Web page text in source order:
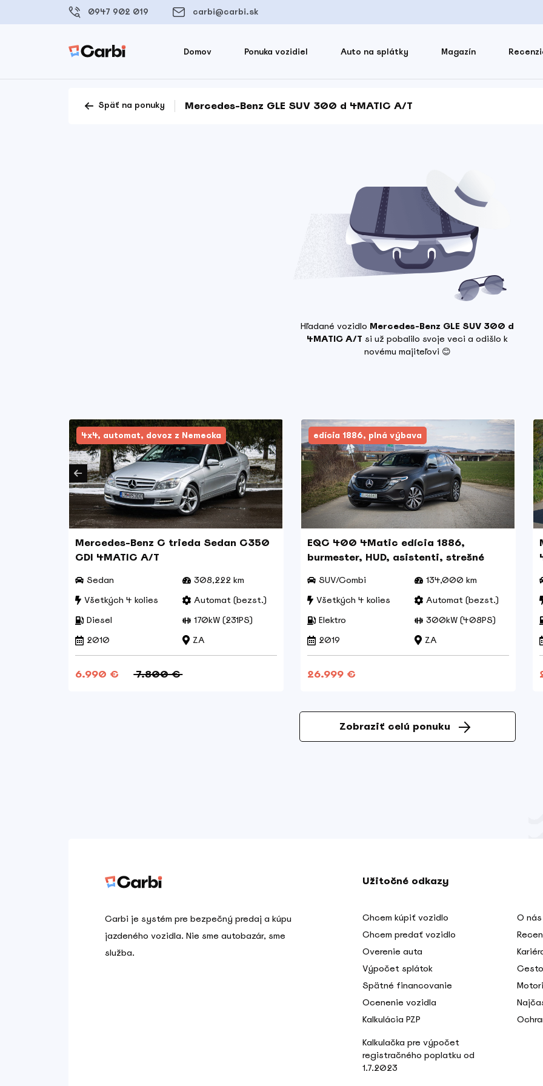
0947 902 019 carbi@carbi.sk
Domov Ponuka vozidiel Auto na splátky Magazín
Späť na ponuky Mercedes-Benz GLE SUV 300 d 4MATIC A/T
Hľadané vozidlo Mercedes-Benz GLE SUV 300 d
4MATIC A/T si už pobalilo svoje veci a odišlo k
novému majiteľovi 😊
4x4, automat, dovoz z Nemecka
Mercedes-Benz C trieda Sedan C350
CDI 4MATIC A/T
Sedan
308,222 km
Všetkých 4 kolies
Automat (bezst.)
Diesel
170kW (231PS)
2010
ZA
6.990 € 7.800 €
edícia 1886, plná výbava
EQC 400 4Matic edícia 1886,
burmester, HUD, asistenti, strešné
SUV/Combi
134,000 km
Všetkých 4 kolies
Automat (bezst.)
Elektro
300kW (408PS)
2019
ZA
26.999 €
Zobraziť celú ponuku
Carbi je systém pre bezpečný predaj a kúpu
jazdeného vozidla. Nie sme autobazár, sme
služba.
Užitočné odkazy
Chcem kúpiť vozidlo
Chcem predať vozidlo
Overenie auta
Výpočet splátok
Spätné financovanie
Ocenenie vozidla
Kalkulácia PZP
O nás
Kalkulačka pre výpočet
registračného poplatku od
1.7.2023